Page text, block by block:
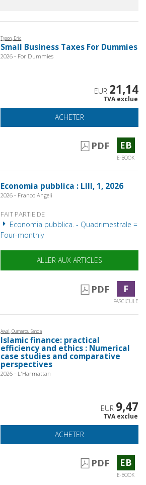
Tyson, Eric
Small Business Taxes For Dummies
2026 - For Dummies
EUR 21,14
TVA exclue
ACHETER
PDF EB
E-BOOK
Economia pubblica : LIII, 1, 2026
2026 - Franco Angeli
FAIT PARTIE DE
Economia pubblica. - Quadrimestrale =
Four-monthly
ALLER AUX ARTICLES
PDF F
FASCICULE
Awal, Oumarou Sanda
Islamic finance: practical
efficiency and ethics : Numerical
case studies and comparative
perspectives
2026 - L'Harmattan
EUR 9,47
TVA exclue
ACHETER
PDF EB
E-BOOK